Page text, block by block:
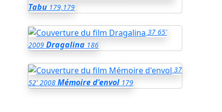
Tabu 179,179
37 65'
2009 Dragalina 186
37
52' 2008 Mémoire d'envol 179